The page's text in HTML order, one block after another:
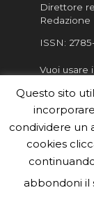
Direttore
Redazione
ISSN:
Vuoi usare
Informativa
Informatva
Per la
inviarci le
il form
Questo sito
condividere un
cookies
abbondoni il